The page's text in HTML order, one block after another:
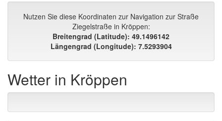
Nutzen Sie diese Koordinaten zur Navigation zur Straße
Ziegelstraße in Kröppen:
Breitengrad (Latitude): 49.1496142
Längengrad (Longitude): 7.5293904
Wetter in Kröppen